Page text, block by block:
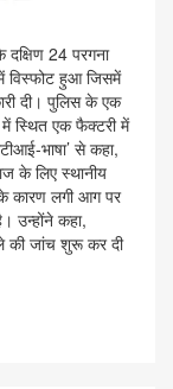
दक्षिण 24 परगना
विस्फोट हुआ जिसमें
दी। पुलिस के एक
में स्थित एक फैक्टरी में
भाषा’ से कहा,
के लिए स्थानीय
कारण लगी आग पर
उन्होंने कहा,
की जांच शुरू कर दी